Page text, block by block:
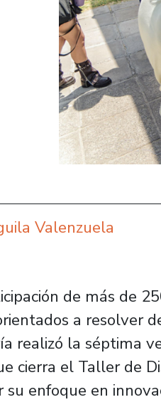
Valenzuela
de más de
a resolver
realizó la séptima
cierra el Taller de
su enfoque en